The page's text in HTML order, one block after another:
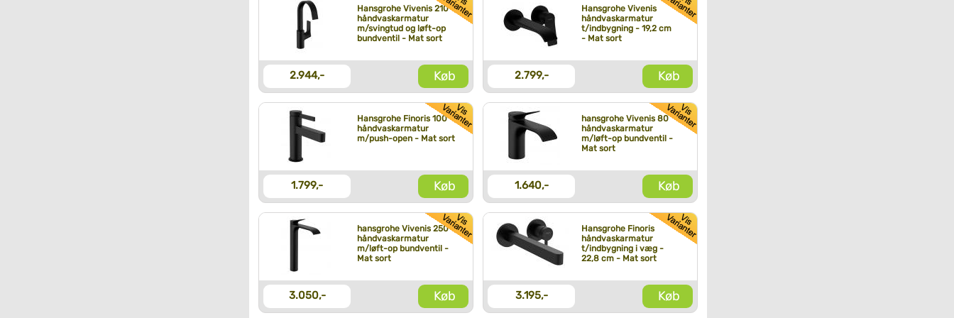
Hansgrohe Vivenis 210
håndvaskarmatur
m/svingtud og løft-op
bundventil - Mat sort
2.944,- Køb
Hansgrohe Vivenis
håndvaskarmatur
t/indbygning - 19,2 cm
- Mat sort
2.799,- Køb
Hansgrohe Finoris 100
håndvaskarmatur
m/push-open - Mat sort
1.799,- Køb
hansgrohe Vivenis 80
håndvaskarmatur
m/løft-op bundventil -
Mat sort
1.640,- Køb
hansgrohe Vivenis 250
håndvaskarmatur
m/løft-op bundventil -
Mat sort
3.050,- Køb
Hansgrohe Finoris
håndvaskarmatur
t/indbygning i væg -
22,8 cm - Mat sort
3.195,- Køb